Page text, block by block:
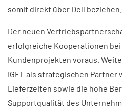
somit direkt über Dell beziehen.
Der neuen
erfolgreiche Kooperationen
Kundenprojekten voraus.
IGEL als strategischen Partner
Lieferzeiten sowie die hohe
Supportqualität des